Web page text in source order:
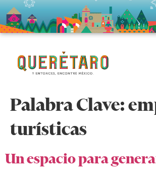
Palabra Clave:
turísticas
Un espacio para